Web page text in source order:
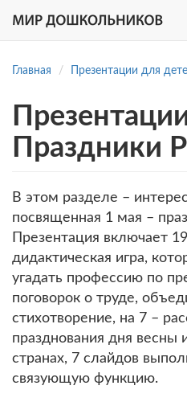
Главная Презентации для
Праздники
В этом разделе –
посвященная 1 мая –
Презентация включает
дидактическая игра,
угадать профессию по
поговорок о труде,
стихотворение, на 7 –
празднования дня весны
странах, 7 слайдов
связующую функцию.